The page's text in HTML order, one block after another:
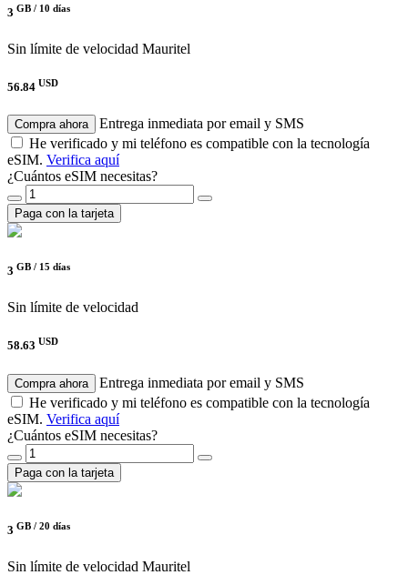
3 GB / 10 días
Sin límite de velocidad Mauritel
56.84 USD
Compra ahora
Entrega inmediata por email y SMS
He verificado y mi teléfono es compatible con la tecnología
eSIM. Verifica aquí
¿Cuántos eSIM necesitas?
Paga con la tarjeta
3 GB / 15 días
Sin límite de velocidad
58.63 USD
Compra ahora
Entrega inmediata por email y SMS
He verificado y mi teléfono es compatible con la tecnología
eSIM. Verifica aquí
¿Cuántos eSIM necesitas?
Paga con la tarjeta
3 GB / 20 días
Sin límite de velocidad Mauritel